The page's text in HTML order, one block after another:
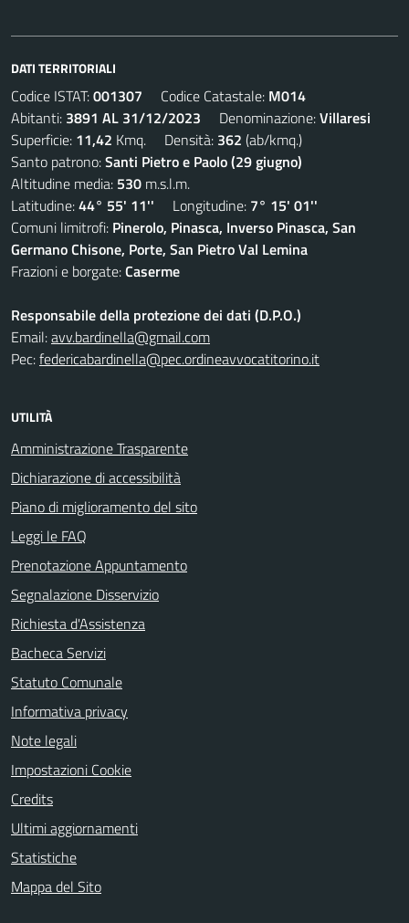
DATI TERRITORIALI
Codice ISTAT:001307 Codice Catastale: M014
Abitanti: 3891 AL 31/12/2023 Denominazione:Villaresi
Superficie: 11,42 Kmq. Densità: 362 (ab/kmq.)
Santo patrono:Santi Pietro e Paolo (29 giugno)
Altitudine media: 530 m.s.l.m.
Latitudine:44° 55' 11'' Longitudine: 7° 15' 01''
Comuni limitrofi: Pinerolo, Pinasca, Inverso Pinasca, San
Germano Chisone, Porte, San Pietro Val Lemina
Frazioni e borgate:Caserme
Responsabile della protezione dei dati (D.P.O.)
Email:avv.bardinella@gmail.com
Pec:federicabardinella@pec.ordineavvocatitorino.it
UTILITÀ
Amministrazione Trasparente
Dichiarazione di accessibilità
Piano di miglioramento del sito
Leggi le FAQ
Prenotazione Appuntamento
Segnalazione Disservizio
Richiesta d'Assistenza
Bacheca Servizi
Statuto Comunale
Informativa privacy
Note legali
Impostazioni Cookie
Credits
Ultimi aggiornamenti
Statistiche
Mappa del Sito